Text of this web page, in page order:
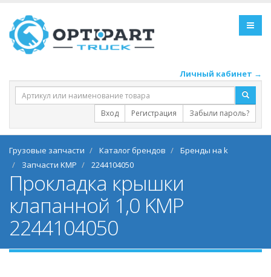
Личный кабинет →
Вход Регистрация Забыли пароль?
Грузовые запчасти Каталог брендов
Бренды на k
Запчасти KMP
2244104050
Прокладка крышки
клапанной 1,0 KMP
2244104050